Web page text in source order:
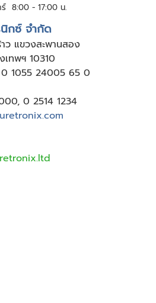
8:00 - 17:00 น.
นิกซ์ จำกัด
แขวงสะพานสอง
ทพฯ 10310
0 1055 24005 65 0
, 0 2514 1234